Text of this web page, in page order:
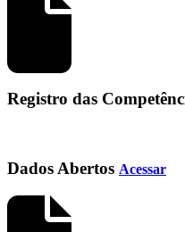
Registro das
Dados Abertos Acessar